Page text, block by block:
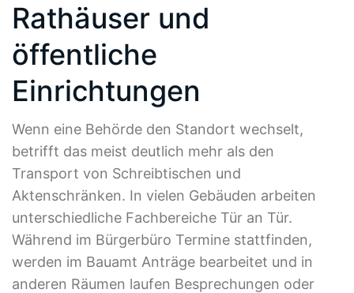
Rathäuser und
öffentliche
Einrichtungen
Wenn eine Behörde den Standort wechselt,
betrifft das meist deutlich mehr als den
Transport von Schreibtischen und
Aktenschränken. In vielen Gebäuden arbeiten
unterschiedliche Fachbereiche Tür an Tür.
Während im Bürgerbüro Termine stattfinden,
werden im Bauamt Anträge bearbeitet und in
anderen Räumen laufen Besprechungen oder